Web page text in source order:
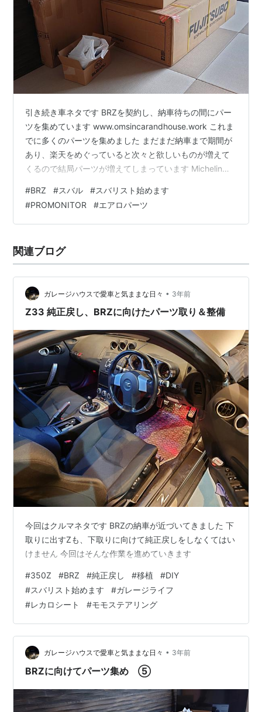
引き続き車ネタです BRZを契約し、納車待ちの間にパー
ツを集めています www.omsincarandhouse.work これま
でに多くのパーツを集めました まだまだ納車まで期間が
あり、楽天をめぐっていると次々と欲しいものが増えて
くるので結局パーツが増えてしまっています Michelin
LED 青 Axis-parts フロントバンパーサイドカバー Pivot
PROMONITOR 本体 センサー各種 JURAN オイルセンサ
ーアタッチメント まとめ
#BRZ #スバル #スバリスト始めます
#PROMONITOR #エアロパーツ
関連ブログ
ガレージハウスで愛車と気ままな日々 • 3年前
Z33 純正戻し、BRZに向けたパーツ取り＆整備
今回はクルマネタです BRZの納車が近づいてきました 下
取りに出すZも、下取りに向けて純正戻しをしなくてはい
けません 今回はそんな作業を進めていきます
#350Z #BRZ #純正戻し #移植 #DIY
#スバリスト始めます #ガレージライフ
#レカロシート #モモステアリング
ガレージハウスで愛車と気ままな日々 • 3年前
BRZに向けてパーツ集め ⑤